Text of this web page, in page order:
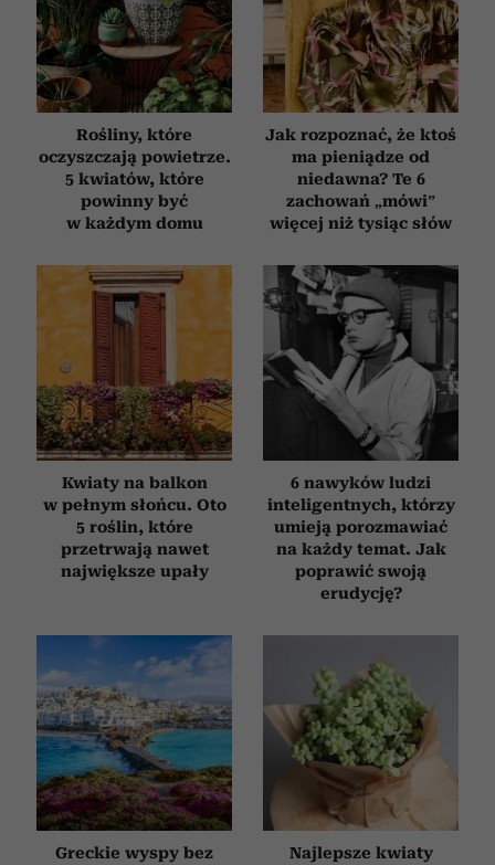
Rośliny, które
oczyszczają powietrze.
5 kwiatów, które
powinny być
w każdym domu
Jak rozpoznać, że ktoś
ma pieniądze od
niedawna? Te 6
zachowań „mówi”
więcej niż tysiąc słów
Kwiaty na balkon
w pełnym słońcu. Oto
5 roślin, które
przetrwają nawet
największe upały
6 nawyków ludzi
inteligentnych, którzy
umieją porozmawiać
na każdy temat. Jak
poprawić swoją
erudycję?
Greckie wyspy bez Najlepsze kwiaty